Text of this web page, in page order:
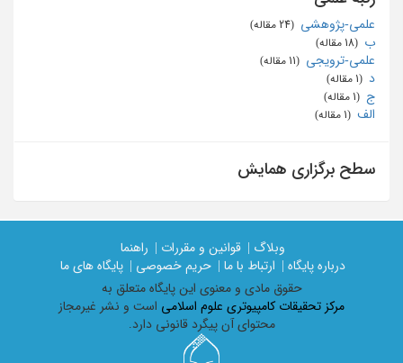
علمی-پژوهشی
ب
علمی-ترویجی
د
ج
الف
سطح برگزاری همایش
وبلاگ | قوانین و مقررات |
راهنما
درباره پایگاه |
ارتباط با ما | حریم خصوصی |
پایگاه های ما
حقوق مادی و معنوی اين پايگاه متعلق به
مرکز تحقیقات کامپیوتری علوم اسلامی است و نشر غیرمجاز
محتوای آن پیگرد قانونی دارد.